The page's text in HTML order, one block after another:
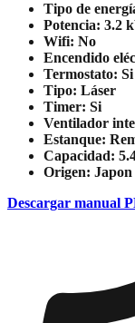
Tipo de
Potencia: 3.2
Wifi: No
Encendido
Termostato: Si
Tipo: Láser
Timer: Si
Ventilador
Estanque:
Capacidad:
Origen: Japon
Descargar manual